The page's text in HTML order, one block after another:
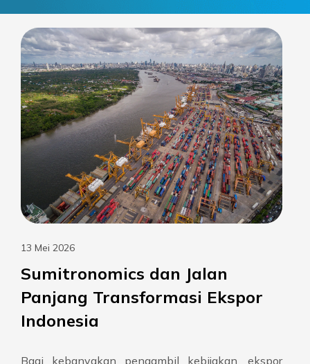
13 Mei 2026
Sumitronomics dan Jalan
Panjang Transformasi Ekspor
Indonesia
Bagi kebanyakan pengambil kebijakan, ekspor